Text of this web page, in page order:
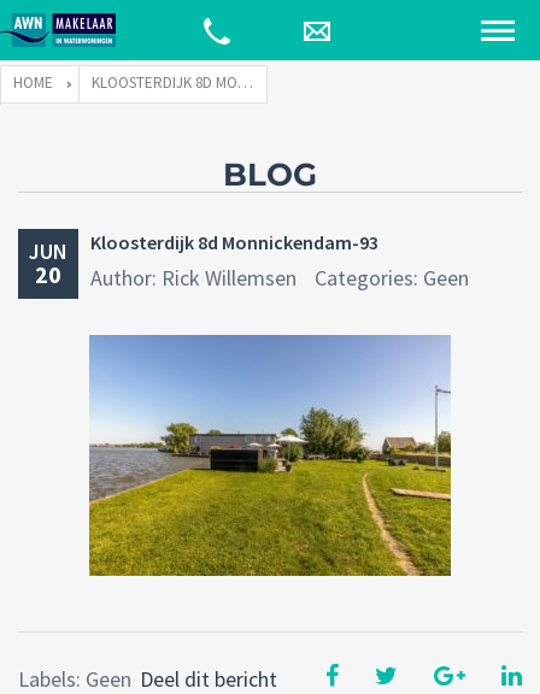
HOME KLOOSTERDIJK 8D MONNICKENDAM-93
BLOG
JUN
20
Kloosterdijk 8d Monnickendam-93
Author: Rick Willemsen Categories: Geen
Deel dit bericht
Labels: Geen